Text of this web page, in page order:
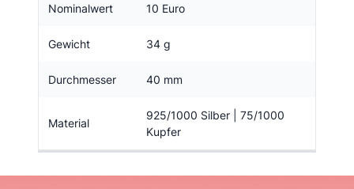
Nominalwert 10 Euro
Gewicht 34 g
Durchmesser 40 mm
Material
925/1000 Silber | 75/1000
Kupfer